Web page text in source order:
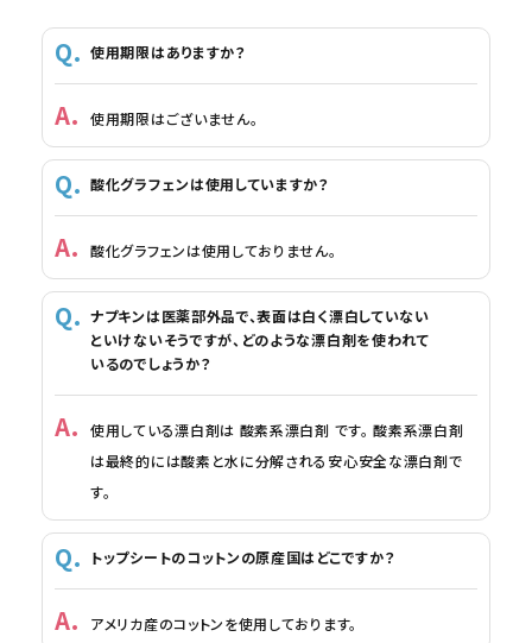
使用期限はありますか？
使用期限はございません。
酸化グラフェンは使用していますか？
酸化グラフェンは使用しておりません。
ナプキンは医薬部外品で、表面は白く漂白していない
といけないそうですが、どのような漂白剤を使われて
いるのでしょうか？
使用している漂白剤は 酸素系漂白剤 です。 酸素系漂白剤
は最終的には酸素と水に分解される安心安全な漂白剤で
す。
トップシートのコットンの原産国はどこですか？
アメリカ産のコットンを使用しております。